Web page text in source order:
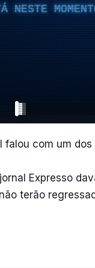
NESTE
falou com um
Expresso
terão